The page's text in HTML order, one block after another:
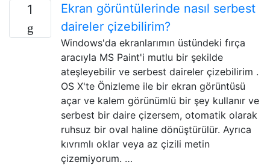
1
Ekran görüntülerinde nasıl serbest
daireler çizebilirim?
Windows'da ekranlarımın üstündeki fırça
aracıyla MS Paint'i mutlu bir şekilde
ateşleyebilir ve serbest daireler çizebilirim .
OS X'te Önizleme ile bir ekran görüntüsü
açar ve kalem görünümlü bir şey kullanır ve
serbest bir daire çizersem, otomatik olarak
ruhsuz bir oval haline dönüştürülür. Ayrıca
kıvrımlı oklar veya az çizili metin
çizemiyorum. …